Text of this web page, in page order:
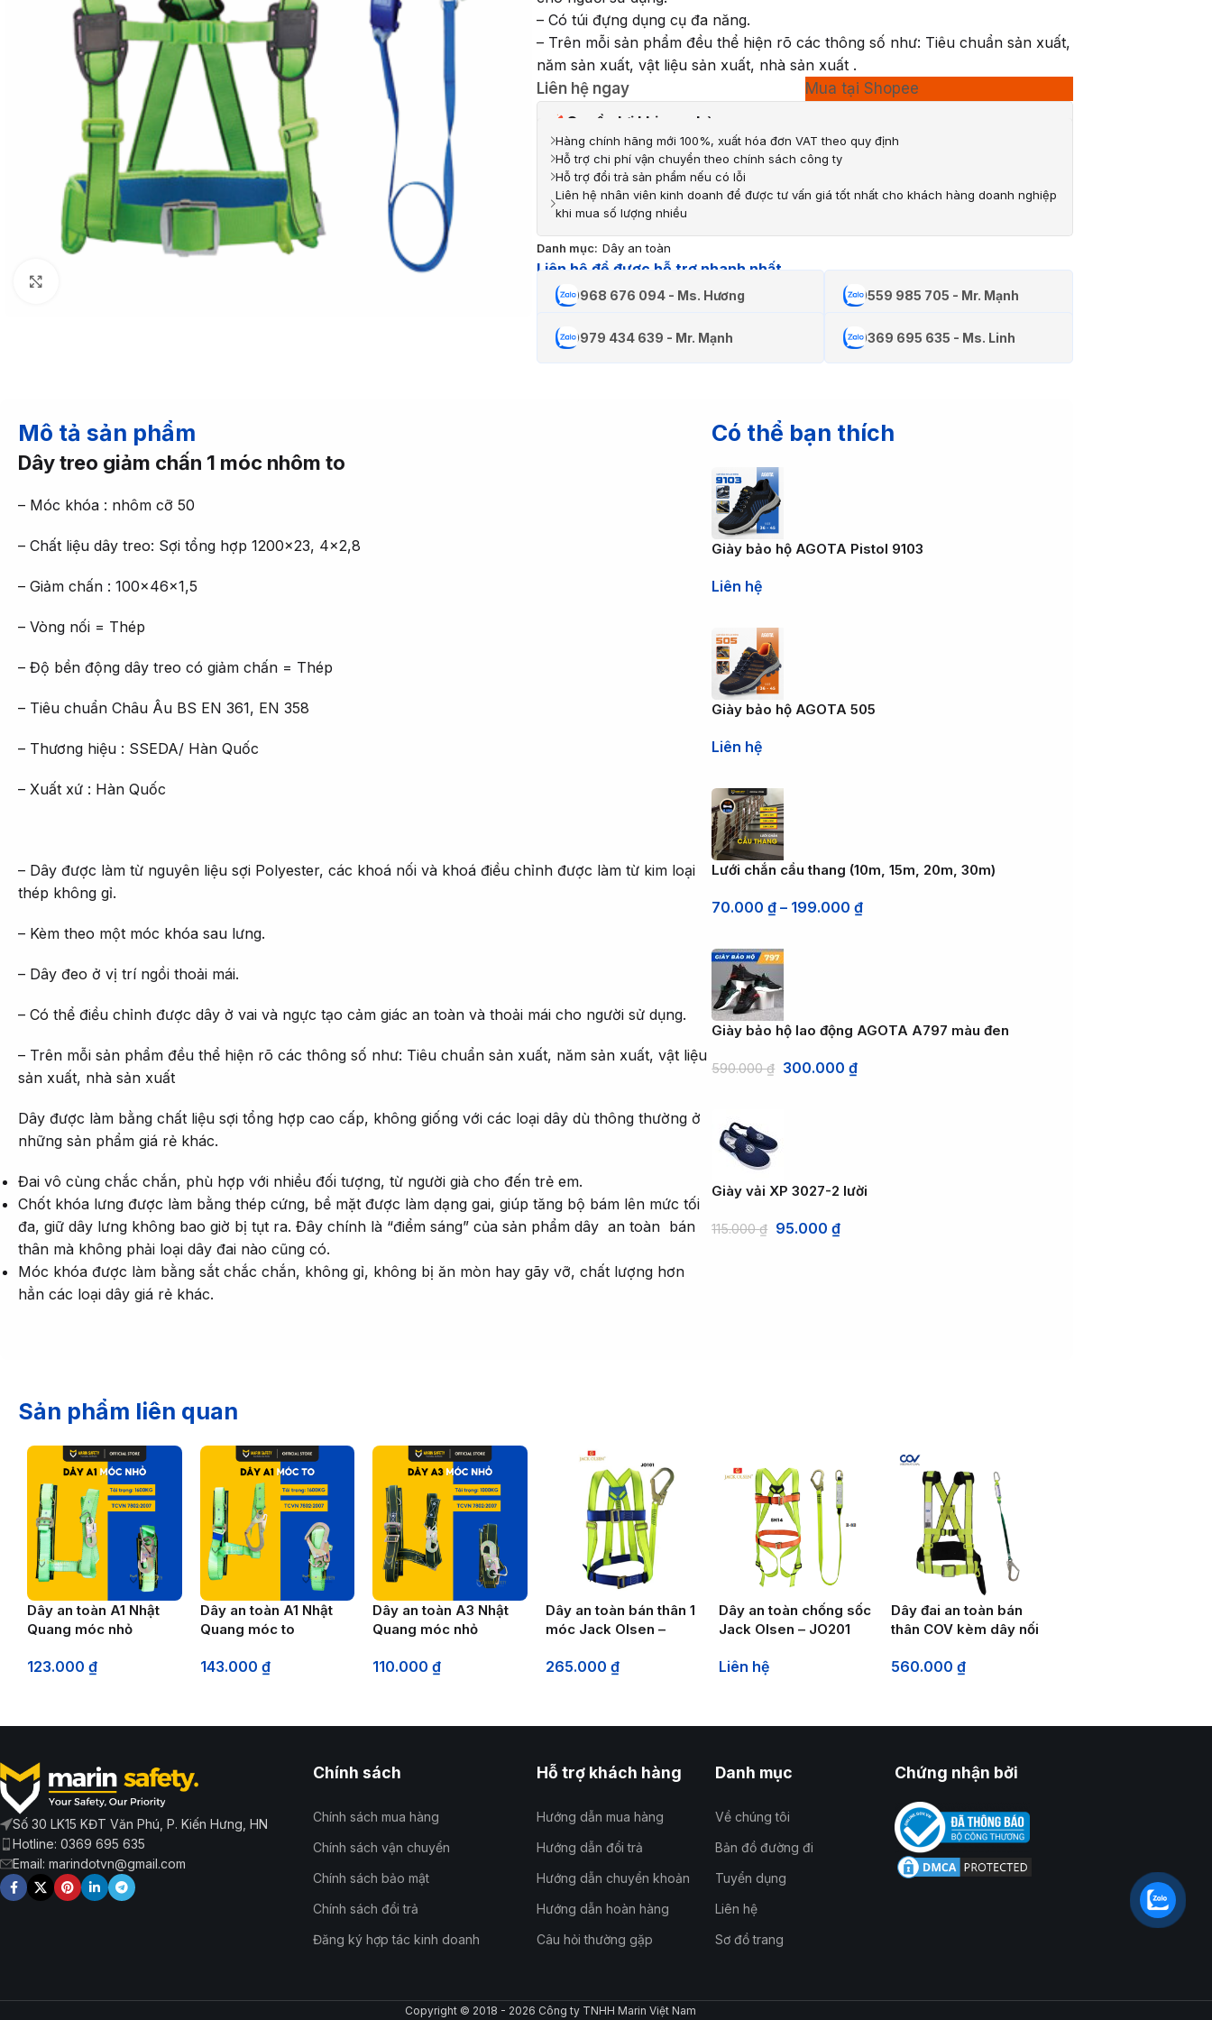
– Có túi đựng dụng cụ đa năng.
– Trên mỗi sản phẩm đều thể hiện rõ các thông số như: Tiêu chuẩn sản xuất,
năm sản xuất, vật liệu sản xuất, nhà sản xuất .
Liên hệ ngay
Mua tại Shopee
Quyền lợi khi mua hàng
Hàng chính hãng mới 100%, xuất hóa đơn VAT theo quy định
Hỗ trợ chi phí vận chuyển theo chính sách công ty
Hỗ trợ đổi trả sản phẩm nếu có lỗi
Liên hệ nhân viên kinh doanh để được tư vấn giá tốt nhất cho khách hàng doanh nghiệp
khi mua số lượng nhiều
Danh mục: Dây an toàn
Liên hệ để được hỗ trợ nhanh nhất
0968 676 094 - Ms. Hương 0559 985 705 - Mr. Mạnh
0979 434 639 - Mr. Mạnh 0369 695 635 - Ms. Linh
Mô tả sản phẩm
Dây treo giảm chấn 1 móc nhôm to
– Móc khóa : nhôm cỡ 50
– Chất liệu dây treo: Sợi tổng hợp 1200×23, 4×2,8
– Giảm chấn : 100x46x1,5
– Vòng nối = Thép
– Độ bền động dây treo có giảm chấn = Thép
– Tiêu chuẩn Châu Âu BS EN 361, EN 358
– Thương hiệu : SSEDA/ Hàn Quốc
– Xuất xứ : Hàn Quốc
– Dây được làm từ nguyên liệu sợi Polyester, các khoá nối và khoá điều chỉnh được làm từ kim loại
thép không gỉ.
– Kèm theo một móc khóa sau lưng.
– Dây đeo ở vị trí ngồi thoải mái.
– Có thể điều chỉnh được dây ở vai và ngực tạo cảm giác an toàn và thoải mái cho người sử dụng.
– Trên mỗi sản phẩm đều thể hiện rõ các thông số như: Tiêu chuẩn sản xuất, năm sản xuất, vật liệu
sản xuất, nhà sản xuất
Dây được làm bằng chất liệu sợi tổng hợp cao cấp, không giống với các loại dây dù thông thường ở
những sản phẩm giá rẻ khác.
Đai vô cùng chắc chắn, phù hợp với nhiều đối tượng, từ người già cho đến trẻ em.
Chốt khóa lưng được làm bằng thép cứng, bề mặt được làm dạng gai, giúp tăng bộ bám lên mức tối
đa, giữ dây lưng không bao giờ bị tụt ra. Đây chính là “điểm sáng” của sản phẩm dây an toàn bán
thân mà không phải loại dây đai nào cũng có.
Móc khóa được làm bằng sắt chắc chắn, không gỉ, không bị ăn mòn hay gãy vỡ, chất lượng hơn
hẳn các loại dây giá rẻ khác.
Có thể bạn thích
Giày bảo hộ AGOTA Pistol 9103
Liên hệ
Giày bảo hộ AGOTA 505
Liên hệ
Lưới chắn cầu thang (10m, 15m, 20m, 30m)
70.000₫ – 199.000₫
Giày bảo hộ lao động AGOTA A797 màu đen
590.000₫ 300.000₫
Giày vải XP 3027-2 lười
115.000₫ 95.000₫
Sản phẩm liên quan
Dây an toàn A1 Nhật
Quang móc nhỏ
123.000 ₫
Dây an toàn A1 Nhật
Quang móc to
143.000 ₫
Dây an toàn A3 Nhật
Quang móc nhỏ
110.000₫
Dây an toàn bán thân 1
móc Jack Olsen –
265.000 ₫
Dây an toàn chống sốc
Jack Olsen – JO201
Liên hệ
Dây đai an toàn bán
thân COV kèm dây nối
(khóa cài)
560.000₫
Số 30 LK15 KĐT Văn Phú, P. Kiến Hưng, HN
Hotline: 0369 695 635
Email: marindotvn@gmail.com
Chính sách
Chính sách mua hàng
Chính sách vận chuyển
Chính sách bảo mật
Chính sách đổi trả
Đăng ký hợp tác kinh doanh
Hỗ trợ khách hàng
Hướng dẫn mua hàng
Hướng dẫn đổi trả
Hướng dẫn chuyển khoản
Hướng dẫn hoàn hàng
Câu hỏi thường gặp
Danh mục
Về chúng tôi
Bản đồ đường đi
Tuyển dụng
Liên hệ
Sơ đồ trang
Chứng nhận bởi
Copyright © 2018 - 2026 Công ty TNHH Marin Việt Nam